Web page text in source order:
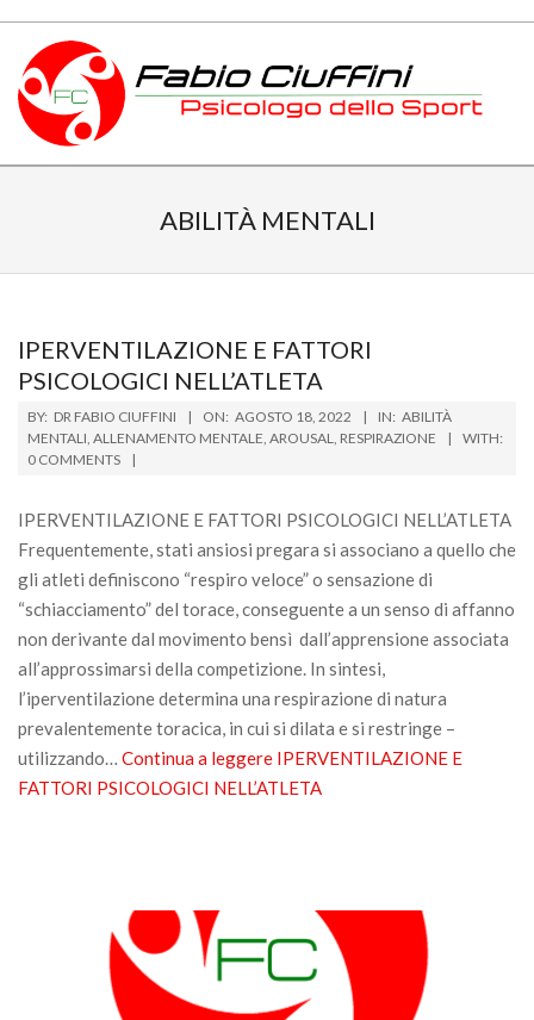
content
PSICOLOGO
ABILITÀ MENTALI
IPERVENTILAZIONE E FATTORI
PSICOLOGICI NELL’ATLETA
2022-
08-
18
BY: DR FABIO CIUFFINI ON: AGOSTO 18, 2022 IN: ABILITÀ
MENTALI, ALLENAMENTO MENTALE, AROUSAL, RESPIRAZIONE
WITH:
0 COMMENTS
IPERVENTILAZIONE E FATTORI PSICOLOGICI NELL’ATLETA
Frequentemente, stati ansiosi pregara si associano a quello che
gli atleti definiscono “respiro veloce” o sensazione di
“schiacciamento” del torace, conseguente a un senso di affanno
non derivante dal movimento bensì dall’apprensione associata
all’approssimarsi della competizione. In sintesi,
l’iperventilazione determina una respirazione di natura
prevalentemente toracica, in cui si dilata e si restringe –
utilizzando… Continua a leggere IPERVENTILAZIONE E
FATTORI PSICOLOGICI NELL’ATLETA